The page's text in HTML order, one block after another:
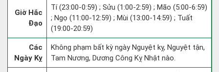
Giờ Hắc
Đạo
Tí (23:00-0:59) ; Sửu (1:00-2:59) ; Mão (5:00-6:59)
; Ngọ (11:00-12:59) ; Mùi (13:00-14:59) ; Tuất
(19:00-20:59)
Các
Ngày Kỵ
Không phạm bất kỳ ngày Nguyệt kỵ, Nguyệt tận,
Tam Nương, Dương Công Kỵ Nhật nào.